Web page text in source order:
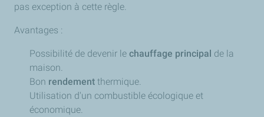
pas exception à cette règle.
Avantages :
Possibilité de devenir le chauffage principal de la
maison.
Bon rendement thermique.
Utilisation d'un combustible écologique et
économique.